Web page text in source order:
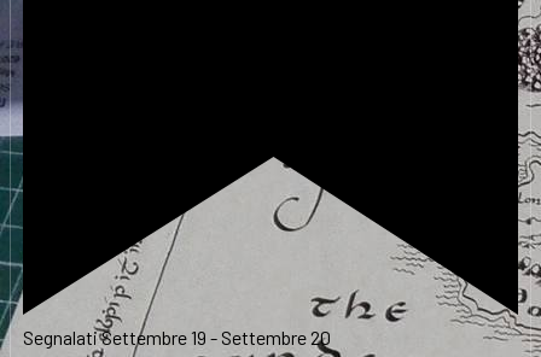
SegnalatiSettembre 19 - Settembre 20